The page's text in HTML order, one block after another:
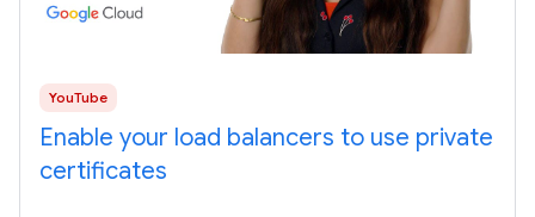
YouTube
Enable your load balancers to use private
certificates